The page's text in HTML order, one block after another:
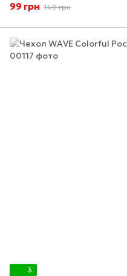
99 грн 149 грн
3